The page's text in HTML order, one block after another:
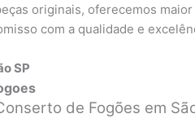
originais, oferecemos
com a qualidade e
SP
de Fogões em